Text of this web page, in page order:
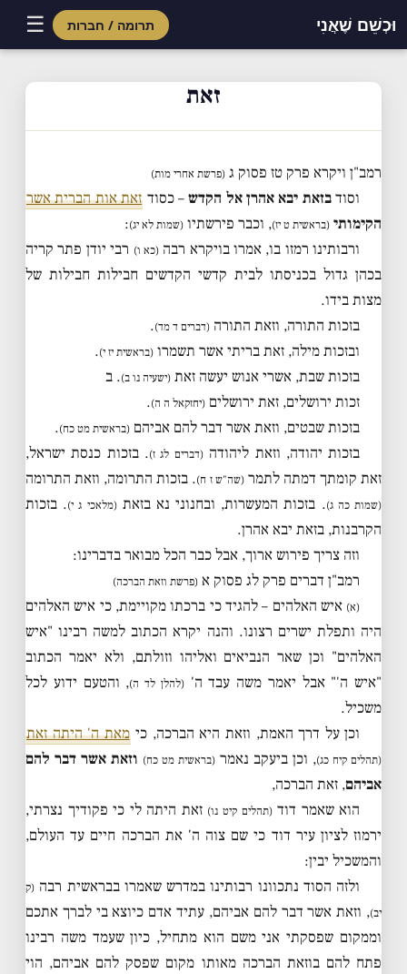
וּכְשֵׁם שֶׁאֲנִי תרומה / חברות ☰
זאת
רמב"ן ויקרא פרק טז פסוק ג (פרשת אחרי מות)
וסודבזאת יבא אהרן אל הקדש– כסוד זאת אות הברית אשר
הקימותי (בראשית ט יז), וכבר פירשתיו (שמות לא יג):
ורבותינו רמזו בו, אמרו בויקרא רבה(כא ו) רבי יודן פתר קריה
בכהן גדול בכניסתו לבית קדשי הקדשים חבילות חבילות של
מצות בידו.
בזכות התורה, וזאת התורה (דברים ד מד).
ובזכות מילה, זאת בריתי אשר תשמרו (בראשית יז י).
בזכות שבת, אשרי אנוש יעשה זאת (ישעיה נו ב). ב
זכות ירושלים, זאת ירושלים (יחזקאל ה ה).
בזכות שבטים, וזאת אשר דבר להם אביהם (בראשית מט כח).
בזכות יהודה, וזאת ליהודה(דברים לג ז). בזכות כנסת ישראל,
זאת קומתך דמתה לתמר(שה"ש ז ח). בזכות התרומה, וזאת התרומה
(שמות כה ג). בזכות המעשרות, ובחנוני נא בזאת(מלאכי ג י). בזכות
הקרבנות, בזאת יבא אהרן.
וזה צריך פירוש ארוך, אבל כבר הכל מבואר בדברינו:
רמב"ן דברים פרק לג פסוק א (פרשת וזאת הברכה)
(א) איש האלהים – להגיד כי ברכתו מקויימת, כי איש האלהים
היה ותפלת ישרים רצונו. והנה יקרא הכתוב למשה רבינו "איש
האלהים" וכן שאר הנביאים ואליהו וזולתם, ולא יאמר הכתוב
"איש ה'" אבל יאמר משה עבד ה'(להלן לד ה), והטעם ידוע לכל
משכיל.
וכן על דרך האמת, וזאת היא הברכה, כימאת ה' היתה זאת
(תהלים קיח כג), וכן ביעקב נאמר (בראשית מט כח) וזאת אשר דבר להם
אביהם, זאת הברכה,
הוא שאמר דוד(תהלים קיט נו) זאת היתה לי כי פקודיך נצרתי,
ירמוז לציון עיר דוד כי שם צוה ה' את הברכה חיים עד העולם,
והמשכיל יבין:
ולזה הסוד נתכוונו רבותינו במדרש שאמרו בבראשית רבה (ק
יב), וזאת אשר דבר להם אביהם, עתיד אדם כיוצא בי לברך אתכם
וממקום שפסקתי אני משם הוא מתחיל, כיון שעמד משה רבינו
פתח להם בוזאת הברכה מאותו מקום שפסק להם אביהם, הוי